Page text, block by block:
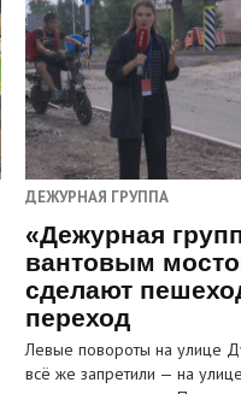
ДЕЖУРНАЯ ГРУППА
«Дежурная
вантовым
сделают
переход
Левые повороты на улице
всё же запретили — на